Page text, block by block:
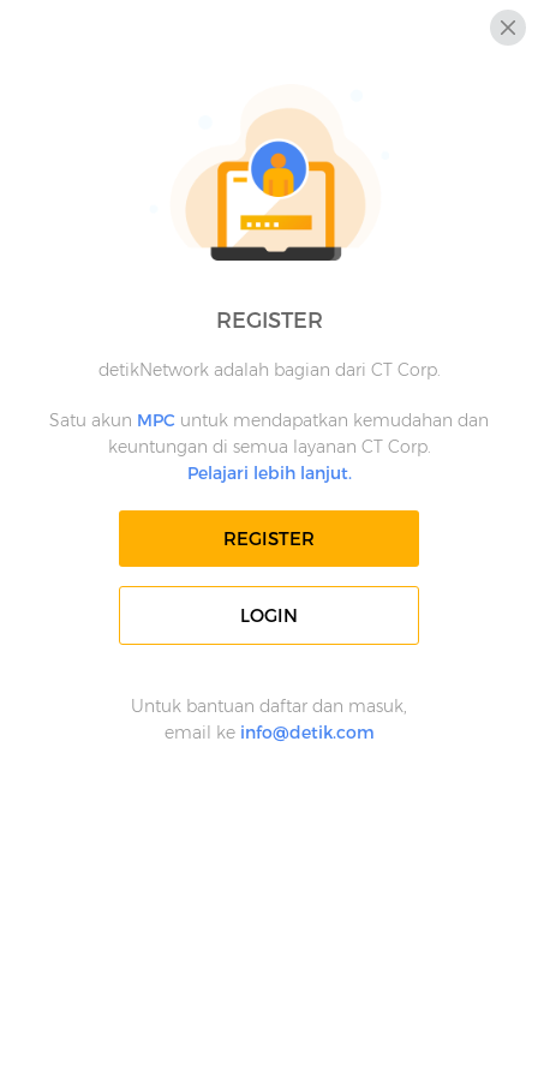
REGISTER
detikNetwork adalah bagian dari CT Corp.
Satu akun MPC untuk mendapatkan kemudahan dan
keuntungan di semua layanan CT Corp.
Pelajari lebih lanjut.
REGISTER
LOGIN
Untuk bantuan daftar dan masuk,
email ke info@detik.com